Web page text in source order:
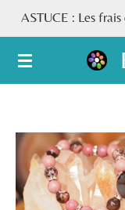
Passer
au
contenu
principal
ASTUCE : Les